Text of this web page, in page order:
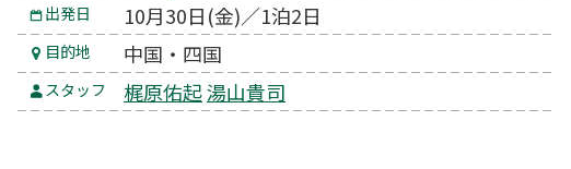
出発日 10月30日(金)／1泊2日
目的地 中国・四国
スタッフ 梶原佑起湯山貴司